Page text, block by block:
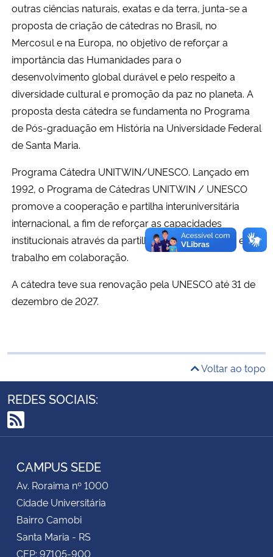
Ministério da Cidadania
Ministério de Minas e Energia
Ministério da Ciência, Tecnologia, Inovações e Comunicações
Ministério do Meio Ambiente
Ministério do Desenvolvimento Regional
Controladoria-Geral da União
Ministério da Mulher, da Família e dos Direitos Humanos
Planalto
outras ciências naturais, exatas e da terra, junta-se a
proposta de criação de cátedras no Brasil, no
Mercosul e na Europa, no objetivo de reforçar a
importância das Humanidades para o
desenvolvimento global durável e pelo respeito a
diversidade cultural e promoção da paz no planeta. A
proposta desta cátedra se fundamenta no Programa
de Pós-graduação em História na Universidade Federal
de Santa Maria.
Programa Cátedra UNITWIN/UNESCO. Lançado em
1992, o Programa de Cátedras UNITWIN / UNESCO
promove a cooperação e partilha interuniversitária
internacional, a fim de reforçar as capacidades
institucionais através da partilha do conhecimento e do
trabalho em colaboração.
A cátedra teve sua renovação pela UNESCO até 31 de
dezembro de 2027.
Voltar ao topo
REDES SOCIAIS:
RSS
CAMPUS SEDE
Av. Roraima nº 1000
Cidade Universitária
Bairro Camobi
Santa Maria - RS
CEP: 97105-900